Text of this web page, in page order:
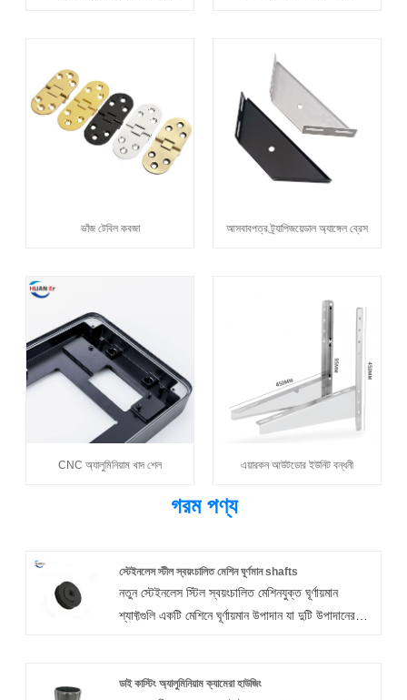
ভাঁজ টেবিল কবজা আসবাবপত্র ট্র্যাপিজয়েডাল অ্যাঙ্গেল ব্রেস
CNC অ্যালুমিনিয়াম খাদ শেল এয়ারকন আউটডোর ইউনিট বন্ধনী
গরম পণ্য
স্টেইনলেস স্টীল স্বয়ংচালিত মেশিন ঘূর্ণমান shafts
নতুন স্টেইনলেস স্টিল স্বয়ংচালিত মেশিনযুক্ত ঘূর্ণায়মান
শ্যাফ্টগুলি একটি মেশিনে ঘূর্ণায়মান উপাদান যা দুটি উপাদানের
Xiamen Huaner Technology Co., Ltd. থেকে
ডাই কাস্টিং অ্যালুমিনিয়াম ক্যামেরা হাউজিং